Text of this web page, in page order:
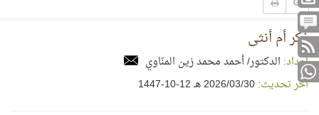
ذكر أم أنثى
إعداد: الدكتور/ أحمد محمد زين المنّاوي
آخر تحديث:30‏/03‏/2026 هـ 12-10-1447